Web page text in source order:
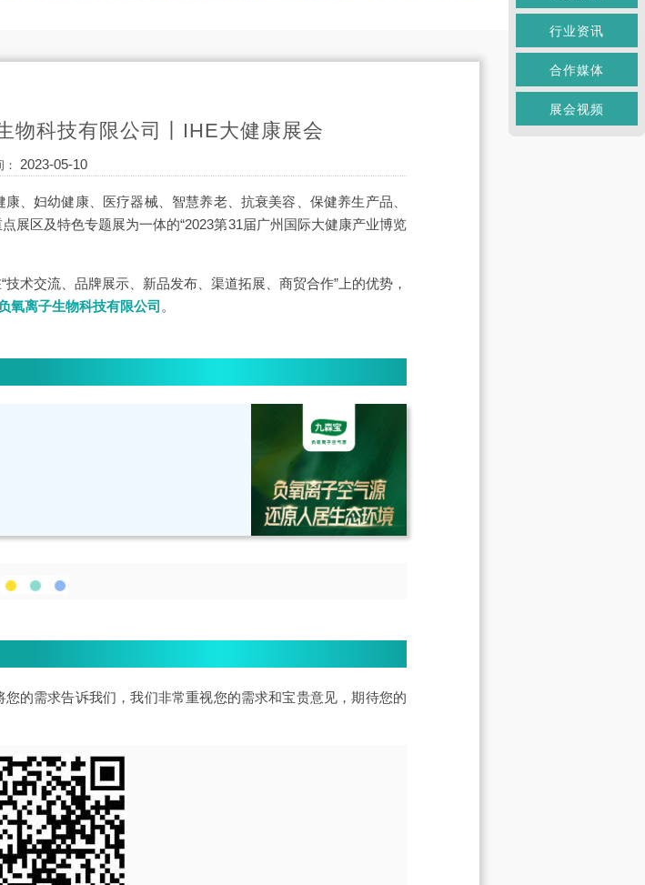
物科技有限公司丨IHE大健康展会
2023-05-10
、妇幼健康、医疗器械、智慧养老、抗衰美容、保健养生产品、
展区及特色专题展为一体的“2023第31届广州国际大健康产业博览
术交流、品牌展示、新品发布、渠道拓展、商贸合作”上的优势，
氧离子生物科技有限公司 。
的需求告诉我们，我们非常重视您的需求和宝贵意见，期待您的
行业资讯
合作媒体
展会视频